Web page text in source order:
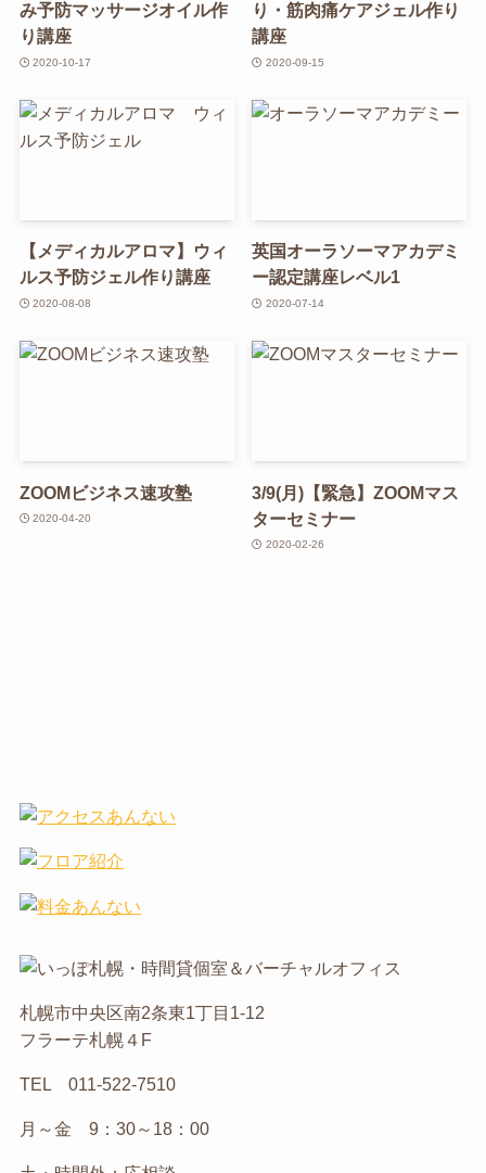
み予防マッサージオイル作
り講座
2020-10-17
り・筋肉痛ケアジェル作り
講座
2020-09-15
【メディカルアロマ】ウィ
ルス予防ジェル作り講座
2020-08-08
英国オーラソーマアカデミ
ー認定講座レベル1
2020-07-14
ZOOMビジネス速攻塾
2020-04-20
3/9(月)【緊急】ZOOMマス
ターセミナー
2020-02-26
札幌市中央区南2条東1丁目1-12
フラーテ札幌４F
TEL 011-522-7510
月～金 9：30～18：00